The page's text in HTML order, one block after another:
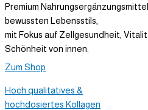
Premium
bewussten Lebensstils,
mit Fokus auf Zellgesundheit,
Schönheit von innen.
Zum Shop
Hoch qualitatives &
hochdosiertes Kollagen